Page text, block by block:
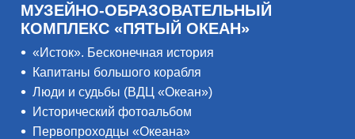
МУЗЕЙНО-ОБРАЗОВАТЕЛЬНЫЙ
КОМПЛЕКС «ПЯТЫЙ ОКЕАН»
«Исток». Бесконечная история
Капитаны большого корабля
Люди и судьбы (ВДЦ «Океан»)
Исторический фотоальбом
Первопроходцы «Океана»